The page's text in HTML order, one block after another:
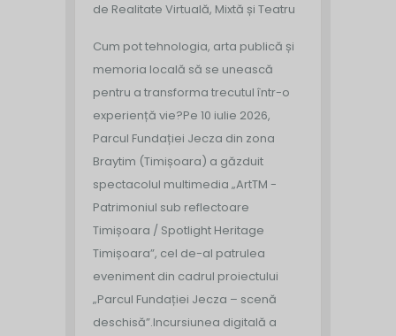
de Realitate Virtuală, Mixtă și Teatru
Cum pot tehnologia, arta publică și
memoria locală să se unească
pentru a transforma trecutul într-o
experiență vie?Pe 10 iulie 2026,
Parcul Fundației Jecza din zona
Braytim (Timișoara) a găzduit
spectacolul multimedia „ArtTM -
Patrimoniul sub reflectoare
Timișoara / Spotlight Heritage
Timișoara”, cel de-al patrulea
eveniment din cadrul proiectului
„Parcul Fundației Jecza – scenă
deschisă”.Incursiunea digitală a